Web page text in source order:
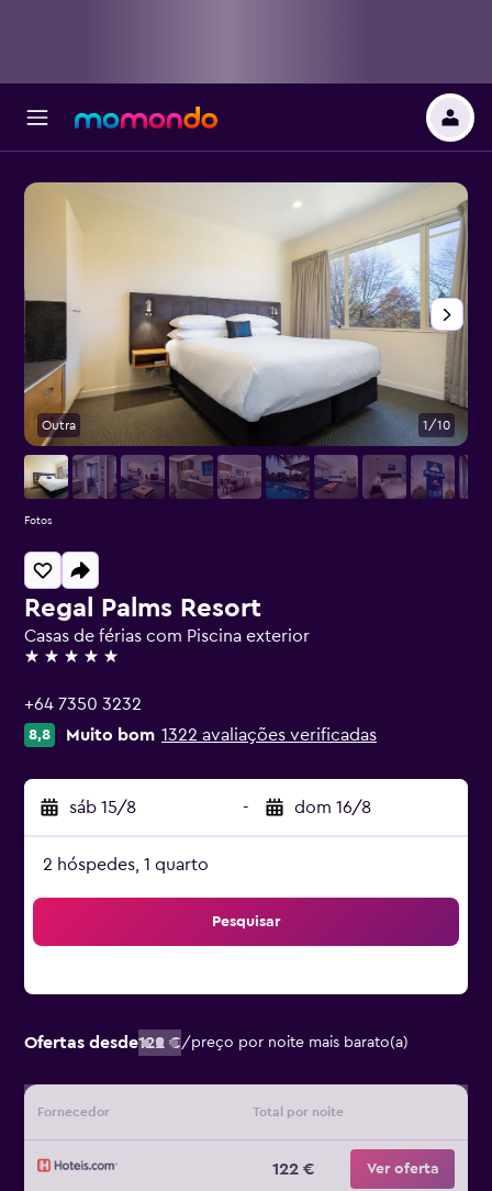
Regal Palms Resort
Casas de férias com Piscina exterior
5 estrelas
+64 7350 3232
8,8 Muito bom 1322 avaliações verificadas
sáb 15/8 - dom 16/8
2 hóspedes, 1 quarto
Pesquisar
Ofertas desde122 €/preço por noite mais barato(a)
Fornecedor Total por noite
122 € Ver oferta
Outra 1/10
Fotos